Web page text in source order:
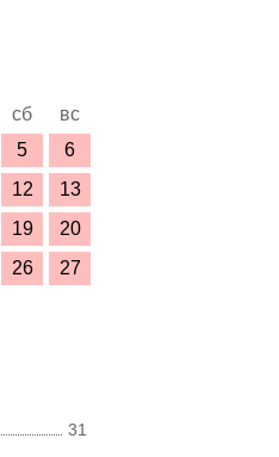
сб
вс
5
6
12
13
19
20
26
27
31